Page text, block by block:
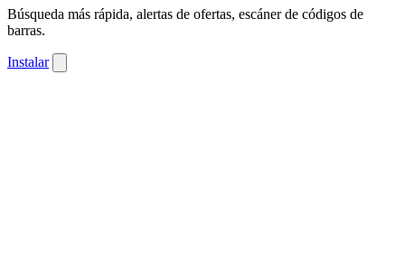
Búsqueda más rápida, alertas de ofertas, escáner de códigos de
barras.
Instalar